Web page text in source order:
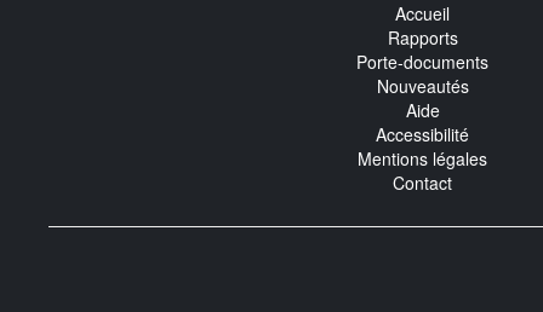
Accueil
Rapports
Porte-documents
Nouveautés
Aide
Accessibilité
Mentions légales
Contact